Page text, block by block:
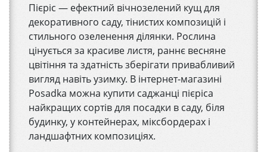
Пієріс — ефектний вічнозелений кущ для
декоративного саду, тінистих композицій і
стильного озеленення ділянки. Рослина
цінується за красиве листя, раннє весняне
цвітіння та здатність зберігати привабливий
вигляд навіть узимку. В інтернет-магазині
Posadka можна купити саджанці пієріса
найкращих сортів для посадки в саду, біля
будинку, у контейнерах, міксбордерах і
ландшафтних композиціях.